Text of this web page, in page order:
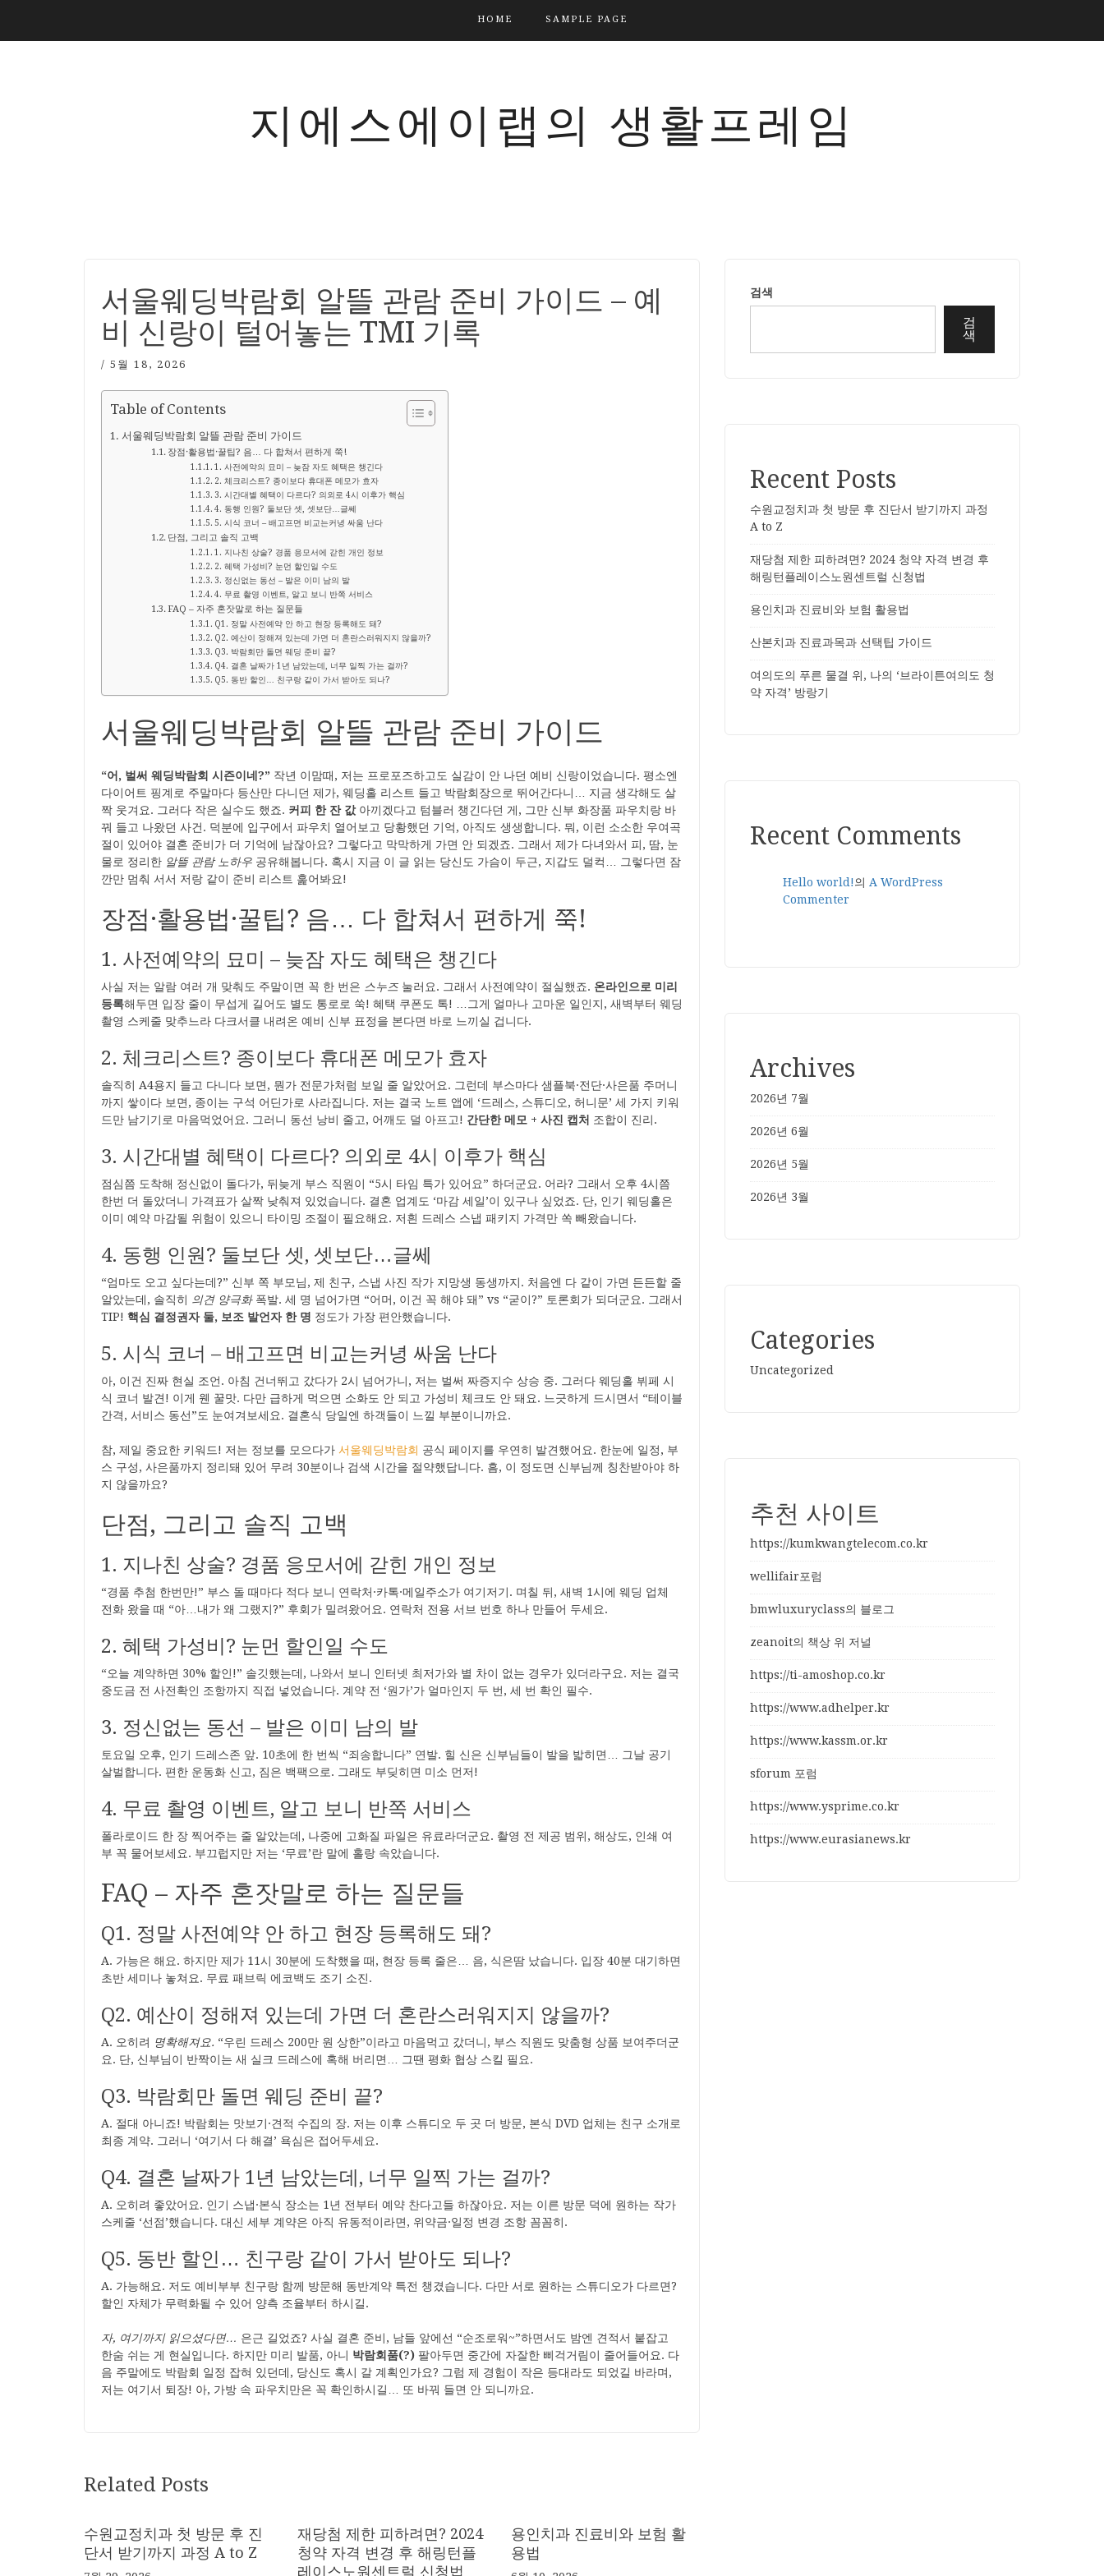
HOME SAMPLE PAGE
지에스에이랩의 생활프레임
서울웨딩박람회 알뜰 관람 준비 가이드 – 예
비 신랑이 털어놓는 TMI 기록
/ 5월 18, 2026
Table of Contents
서울웨딩박람회 알뜰 관람 준비 가이드
장점·활용법·꿀팁? 음… 다 합쳐서 편하게 쭉!
1. 사전예약의 묘미 – 늦잠 자도 혜택은 챙긴다
2. 체크리스트? 종이보다 휴대폰 메모가 효자
3. 시간대별 혜택이 다르다? 의외로 4시 이후가 핵심
4. 동행 인원? 둘보단 셋, 셋보단…글쎄
5. 시식 코너 – 배고프면 비교는커녕 싸움 난다
단점, 그리고 솔직 고백
1. 지나친 상술? 경품 응모서에 갇힌 개인 정보
2. 혜택 가성비? 눈먼 할인일 수도
3. 정신없는 동선 – 발은 이미 남의 발
4. 무료 촬영 이벤트, 알고 보니 반쪽 서비스
FAQ – 자주 혼잣말로 하는 질문들
Q1. 정말 사전예약 안 하고 현장 등록해도 돼?
Q2. 예산이 정해져 있는데 가면 더 혼란스러워지지 않을까?
Q3. 박람회만 돌면 웨딩 준비 끝?
Q4. 결혼 날짜가 1년 남았는데, 너무 일찍 가는 걸까?
Q5. 동반 할인… 친구랑 같이 가서 받아도 되나?
서울웨딩박람회 알뜰 관람 준비 가이드
“어, 벌써 웨딩박람회 시즌이네?” 작년 이맘때, 저는 프로포즈하고도 실감이 안 나던 예비 신랑이었습니다. 평소엔
다이어트 핑계로 주말마다 등산만 다니던 제가, 웨딩홀 리스트 들고 박람회장으로 뛰어간다니… 지금 생각해도 살
짝 웃겨요. 그러다 작은 실수도 했죠. 커피 한 잔 값아끼겠다고 텀블러 챙긴다던 게, 그만 신부 화장품 파우치랑 바
꿔 들고 나왔던 사건. 덕분에 입구에서 파우치 열어보고 당황했던 기억, 아직도 생생합니다. 뭐, 이런 소소한 우여곡
절이 있어야 결혼 준비가 더 기억에 남잖아요? 그렇다고 막막하게 가면 안 되겠죠. 그래서 제가 다녀와서 피, 땀, 눈
물로 정리한 알뜰 관람 노하우 공유해봅니다. 혹시 지금 이 글 읽는 당신도 가슴이 두근, 지갑도 덜컥… 그렇다면 잠
깐만 멈춰 서서 저랑 같이 준비 리스트 훑어봐요!
장점·활용법·꿀팁? 음… 다 합쳐서 편하게 쭉!
1. 사전예약의 묘미 – 늦잠 자도 혜택은 챙긴다
사실 저는 알람 여러 개 맞춰도 주말이면 꼭 한 번은 스누즈 눌러요. 그래서 사전예약이 절실했죠. 온라인으로 미리
등록해두면 입장 줄이 무섭게 길어도 별도 통로로 쑥! 혜택 쿠폰도 톡! …그게 얼마나 고마운 일인지, 새벽부터 웨딩
촬영 스케줄 맞추느라 다크서클 내려온 예비 신부 표정을 본다면 바로 느끼실 겁니다.
2. 체크리스트? 종이보다 휴대폰 메모가 효자
솔직히 A4용지 들고 다니다 보면, 뭔가 전문가처럼 보일 줄 알았어요. 그런데 부스마다 샘플북·전단·사은품 주머니
까지 쌓이다 보면, 종이는 구석 어딘가로 사라집니다. 저는 결국 노트 앱에 ‘드레스, 스튜디오, 허니문’ 세 가지 키워
드만 남기기로 마음먹었어요. 그러니 동선 낭비 줄고, 어깨도 덜 아프고! 간단한 메모 + 사진 캡처 조합이 진리.
3. 시간대별 혜택이 다르다? 의외로 4시 이후가 핵심
점심쯤 도착해 정신없이 돌다가, 뒤늦게 부스 직원이 “5시 타임 특가 있어요” 하더군요. 어라? 그래서 오후 4시쯤
한번 더 돌았더니 가격표가 살짝 낮춰져 있었습니다. 결혼 업계도 ‘마감 세일’이 있구나 싶었죠. 단, 인기 웨딩홀은
이미 예약 마감될 위험이 있으니 타이밍 조절이 필요해요. 저흰 드레스 스냅 패키지 가격만 쏙 빼왔습니다.
4. 동행 인원? 둘보단 셋, 셋보단…글쎄
“엄마도 오고 싶다는데?” 신부 쪽 부모님, 제 친구, 스냅 사진 작가 지망생 동생까지. 처음엔 다 같이 가면 든든할 줄
알았는데, 솔직히 의견 양극화폭발. 세 명 넘어가면 “어머, 이건 꼭 해야 돼” vs “굳이?” 토론회가 되더군요. 그래서
TIP! 핵심 결정권자 둘, 보조 발언자 한 명 정도가 가장 편안했습니다.
5. 시식 코너 – 배고프면 비교는커녕 싸움 난다
아, 이건 진짜 현실 조언. 아침 건너뛰고 갔다가 2시 넘어가니, 저는 벌써 짜증지수 상승 중. 그러다 웨딩홀 뷔페 시
식 코너 발견! 이게 웬 꿀맛. 다만 급하게 먹으면 소화도 안 되고 가성비 체크도 안 돼요. 느긋하게 드시면서 “테이블
간격, 서비스 동선”도 눈여겨보세요. 결혼식 당일엔 하객들이 느낄 부분이니까요.
참, 제일 중요한 키워드! 저는 정보를 모으다가 서울웨딩박람회 공식 페이지를 우연히 발견했어요. 한눈에 일정, 부
스 구성, 사은품까지 정리돼 있어 무려 30분이나 검색 시간을 절약했답니다. 흠, 이 정도면 신부님께 칭찬받아야 하
지 않을까요?
단점, 그리고 솔직 고백
1. 지나친 상술? 경품 응모서에 갇힌 개인 정보
“경품 추첨 한번만!” 부스 돌 때마다 적다 보니 연락처·카톡·메일주소가 여기저기. 며칠 뒤, 새벽 1시에 웨딩 업체
전화 왔을 때 “아…내가 왜 그랬지?” 후회가 밀려왔어요. 연락처 전용 서브 번호 하나 만들어 두세요.
2. 혜택 가성비? 눈먼 할인일 수도
“오늘 계약하면 30% 할인!” 솔깃했는데, 나와서 보니 인터넷 최저가와 별 차이 없는 경우가 있더라구요. 저는 결국
중도금 전 사전확인 조항까지 직접 넣었습니다. 계약 전 ‘원가’가 얼마인지 두 번, 세 번 확인 필수.
3. 정신없는 동선 – 발은 이미 남의 발
토요일 오후, 인기 드레스존 앞. 10초에 한 번씩 “죄송합니다” 연발. 힐 신은 신부님들이 발을 밟히면… 그날 공기
살벌합니다. 편한 운동화 신고, 짐은 백팩으로. 그래도 부딪히면 미소 먼저!
4. 무료 촬영 이벤트, 알고 보니 반쪽 서비스
폴라로이드 한 장 찍어주는 줄 알았는데, 나중에 고화질 파일은 유료라더군요. 촬영 전 제공 범위, 해상도, 인쇄 여
부 꼭 물어보세요. 부끄럽지만 저는 ‘무료’란 말에 홀랑 속았습니다.
FAQ – 자주 혼잣말로 하는 질문들
Q1. 정말 사전예약 안 하고 현장 등록해도 돼?
A. 가능은 해요. 하지만 제가 11시 30분에 도착했을 때, 현장 등록 줄은… 음, 식은땀 났습니다. 입장 40분 대기하면
초반 세미나 놓쳐요. 무료 패브릭 에코백도 조기 소진.
Q2. 예산이 정해져 있는데 가면 더 혼란스러워지지 않을까?
A. 오히려 명확해져요. “우린 드레스 200만 원 상한”이라고 마음먹고 갔더니, 부스 직원도 맞춤형 상품 보여주더군
요. 단, 신부님이 반짝이는 새 실크 드레스에 혹해 버리면… 그땐 평화 협상 스킬 필요.
Q3. 박람회만 돌면 웨딩 준비 끝?
A. 절대 아니죠! 박람회는 맛보기·견적 수집의 장. 저는 이후 스튜디오 두 곳 더 방문, 본식 DVD 업체는 친구 소개로
최종 계약. 그러니 ‘여기서 다 해결’ 욕심은 접어두세요.
Q4. 결혼 날짜가 1년 남았는데, 너무 일찍 가는 걸까?
A. 오히려 좋았어요. 인기 스냅·본식 장소는 1년 전부터 예약 찬다고들 하잖아요. 저는 이른 방문 덕에 원하는 작가
스케줄 ‘선점’했습니다. 대신 세부 계약은 아직 유동적이라면, 위약금·일정 변경 조항 꼼꼼히.
Q5. 동반 할인… 친구랑 같이 가서 받아도 되나?
A. 가능해요. 저도 예비부부 친구랑 함께 방문해 동반계약 특전 챙겼습니다. 다만 서로 원하는 스튜디오가 다르면?
할인 자체가 무력화될 수 있어 양측 조율부터 하시길.
자, 여기까지 읽으셨다면… 은근 길었죠? 사실 결혼 준비, 남들 앞에선 “순조로워~”하면서도 밤엔 견적서 붙잡고
한숨 쉬는 게 현실입니다. 하지만 미리 발품, 아니 박람회품(?) 팔아두면 중간에 자잘한 삐걱거림이 줄어들어요. 다
음 주말에도 박람회 일정 잡혀 있던데, 당신도 혹시 갈 계획인가요? 그럼 제 경험이 작은 등대라도 되었길 바라며,
저는 여기서 퇴장! 아, 가방 속 파우치만은 꼭 확인하시길… 또 바꿔 들면 안 되니까요.
Related Posts
수원교정치과 첫 방문 후 진
단서 받기까지 과정 A to Z
재당첨 제한 피하려면? 2024
청약 자격 변경 후 해링턴플
레이스노원센트럴 신청법
용인치과 진료비와 보험 활
용법
검색
검
색
Recent Posts
수원교정치과 첫 방문 후 진단서 받기까지 과정
A to Z
재당첨 제한 피하려면? 2024 청약 자격 변경 후
해링턴플레이스노원센트럴 신청법
용인치과 진료비와 보험 활용법
산본치과 진료과목과 선택팁 가이드
여의도의 푸른 물결 위, 나의 ‘브라이튼여의도 청
약 자격’ 방랑기
Recent Comments
Hello world!의 A WordPress
Commenter
Archives
2026년 7월
2026년 6월
2026년 5월
2026년 3월
Categories
Uncategorized
추천 사이트
https://kumkwangtelecom.co.kr
wellifair포럼
bmwluxuryclass의 블로그
zeanoit의 책상 위 저널
https://ti-amoshop.co.kr
https://www.adhelper.kr
https://www.kassm.or.kr
sforum 포럼
https://www.ysprime.co.kr
https://www.eurasianews.kr